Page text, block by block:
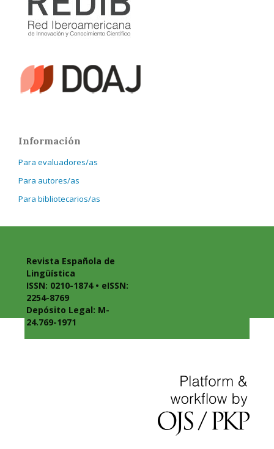
Información
Para evaluadores/as
Para autores/as
Para bibliotecarios/as
Revista Española de
Lingüística
ISSN: 0210-1874 • eISSN:
2254-8769
Depósito Legal: M-
24.769-1971